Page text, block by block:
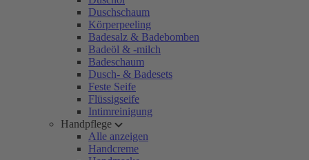
Duschschaum
Körperpeeling
Badesalz & Badebomben
Badeöl & -milch
Badeschaum
Dusch- & Badesets
Feste Seife
Flüssigseife
Intimreinigung
Handpflege
Alle anzeigen
Handcreme